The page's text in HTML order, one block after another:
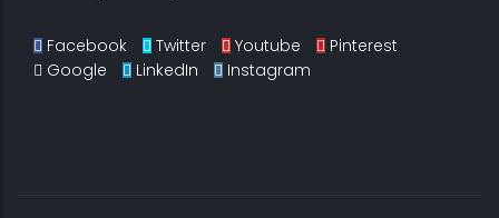
Facebook Twitter Youtube
Pinterest
Google
LinkedIn Instagram